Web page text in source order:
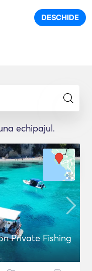
DESCHIDE
echipajul.
Private Fishing